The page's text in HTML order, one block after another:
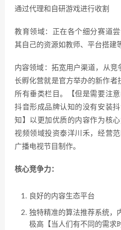
通过代理和自研游戏进行收割
教育领域：正在各个细分赛道
其自己的资源如教师、平台搭建
内容领域：拓宽用户渠道，从竞
长孵化营就是官方举办的新作者
所有垂类栏目。【但是需要注
抖音形成品牌认知的没有安装
知】以更加优质的内容作为核
视频领域投资泰洋川禾，经营
广播电视节目制作。
核心竞争力：
良好的内容生态平台
独特精准的算法推荐系统，
极高【当人们有不同的需求